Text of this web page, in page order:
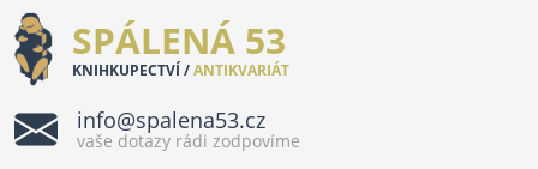
SPÁLENÁ 53
KNIHKUPECTVÍ /ANTIKVARIÁT
info@spalena53.cz
vaše dotazy rádi zodpovíme